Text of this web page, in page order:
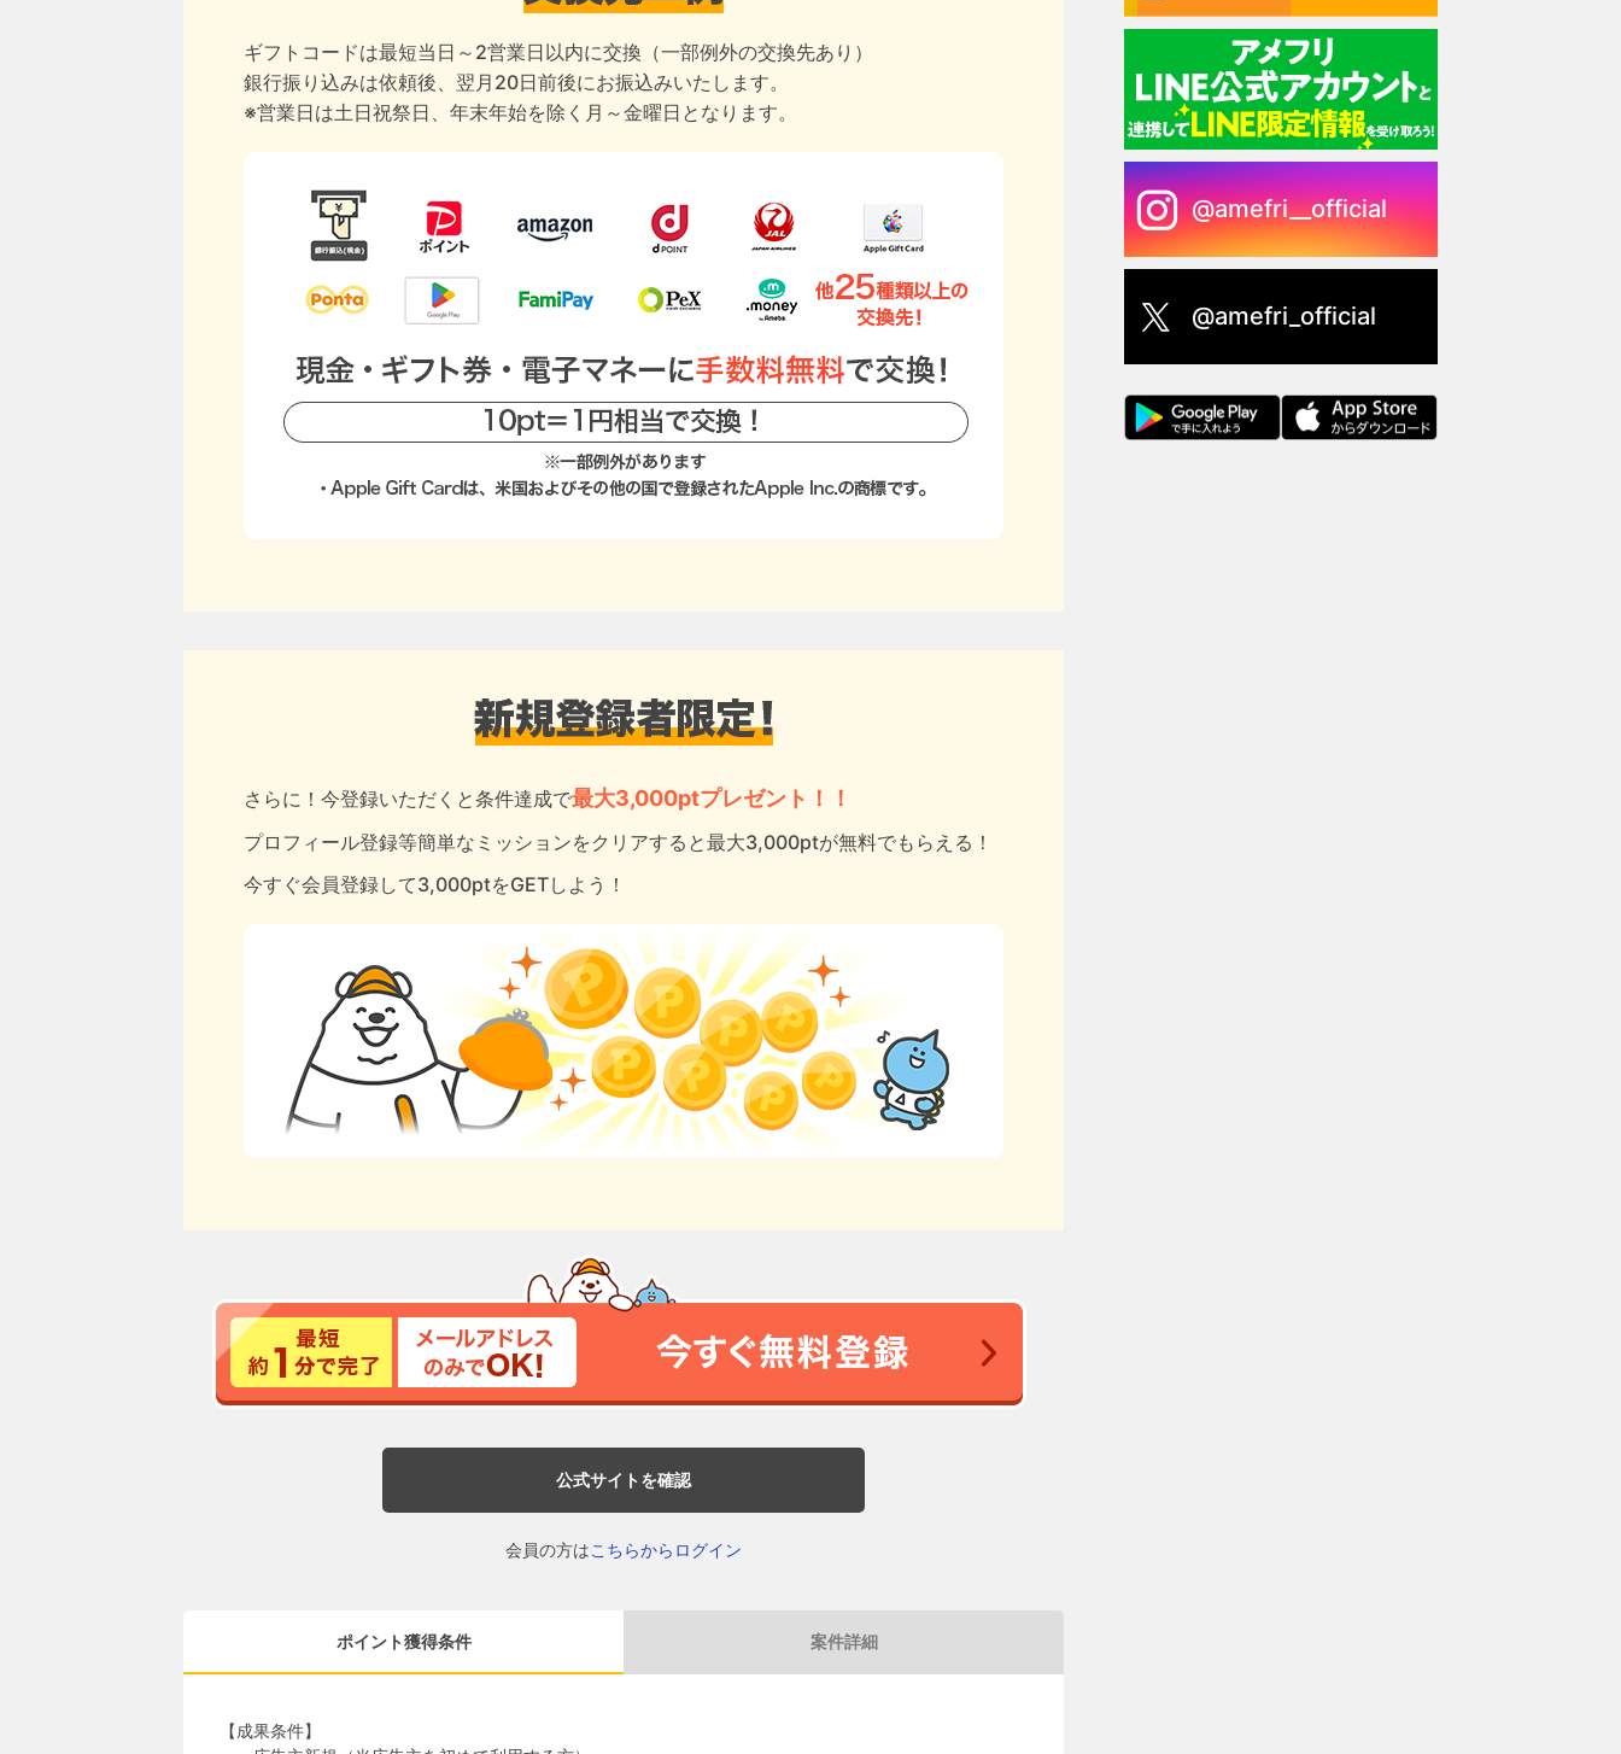
ギフトコードは最短当日～2営業日以内に交換（一部例外の交換先あり）
銀行振り込みは依頼後、翌月20日前後にお振込みいたします。
※営業日は土日祝祭日、年末年始を除く月～金曜日となります。
さらに！今登録いただくと条件達成で最大3,000ptプレゼント！！
プロフィール登録等簡単なミッションをクリアすると最大3,000ptが無料でもらえる！
今すぐ会員登録して3,000ptをGETしよう！
公式サイトを確認
会員の方はこちらからログイン
ポイント獲得条件 案件詳細
【成果条件】
@amefri__official
@amefri_official